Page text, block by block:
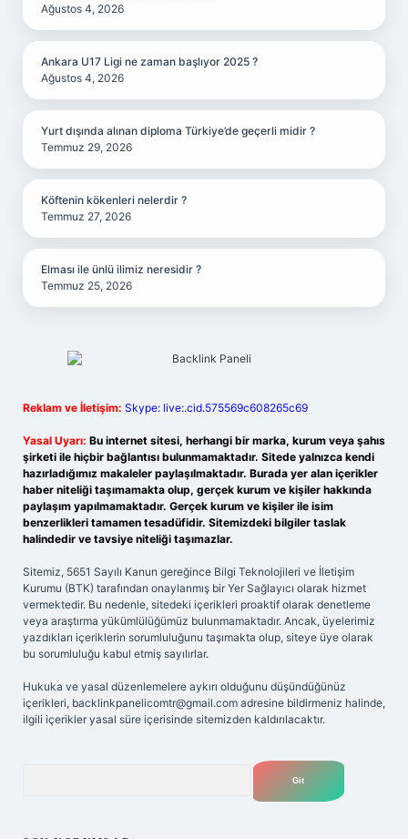
Ağustos 4, 2026
Ankara U17 Ligi ne zaman başlıyor 2025 ?
Ağustos 4, 2026
Yurt dışında alınan diploma Türkiye’de geçerli midir ?
Temmuz 29, 2026
Köftenin kökenleri nelerdir ?
Temmuz 27, 2026
Elması ile ünlü ilimiz neresidir ?
Temmuz 25, 2026
Reklam ve İletişim: Skype: live:.cid.575569c608265c69
Yasal Uyarı: Bu internet sitesi, herhangi bir marka, kurum veya şahıs
şirketi ile hiçbir bağlantısı bulunmamaktadır. Sitede yalnızca kendi
hazırladığımız makaleler paylaşılmaktadır. Burada yer alan içerikler
haber niteliği taşımamakta olup, gerçek kurum ve kişiler hakkında
paylaşım yapılmamaktadır. Gerçek kurum ve kişiler ile isim
benzerlikleri tamamen tesadüfidir. Sitemizdeki bilgiler taslak
halindedir ve tavsiye niteliği taşımazlar.
Sitemiz, 5651 Sayılı Kanun gereğince Bilgi Teknolojileri ve İletişim
Kurumu (BTK) tarafından onaylanmış bir Yer Sağlayıcı olarak hizmet
vermektedir. Bu nedenle, sitedeki içerikleri proaktif olarak denetleme
veya araştırma yükümlülüğümüz bulunmamaktadır. Ancak, üyelerimiz
yazdıkları içeriklerin sorumluluğunu taşımakta olup, siteye üye olarak
bu sorumluluğu kabul etmiş sayılırlar.
Hukuka ve yasal düzenlemelere aykırı olduğunu düşündüğünüz
içerikleri, backlinkpanelicomtr@gmail.com adresine bildirmeniz halinde,
ilgili içerikler yasal süre içerisinde sitemizden kaldırılacaktır.